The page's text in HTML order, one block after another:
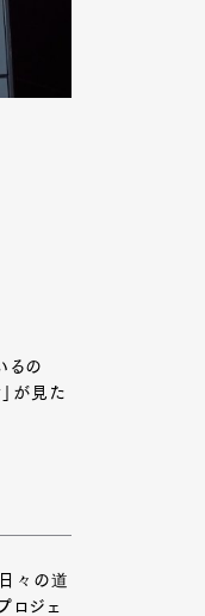
るの
が見た
々の道
ロジェ